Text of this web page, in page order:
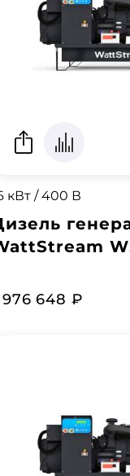
кВт / 400 В
976 648 ₽